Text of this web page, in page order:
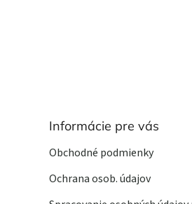
Informácie pre vás
Obchodné podmienky
Ochrana osob. údajov